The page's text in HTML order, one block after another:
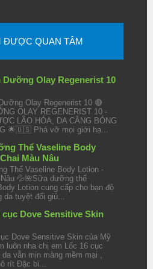
ĐƯỢC QUAN TÂM
Dưỡng Olay Regenerist 10
Olay Regenerist 10 🔴
OLAY REGENERIST 10 -
LÃO HÓA, DA CĂNG BÓNG
🌟🇺🇸 Phá vỡ mọi giới hạ...
Thể Vaseline Body
Màu Nâu
Thể Vaseline Body Lotion -
💦🌺Sữa dưỡng thể
Lotion cung cấp cho bạn độ
da tuyệt đối giú...
cục Dove Sensitive Skin
Dove Sensitive Skin của Mỹ
luôn nha chị em Lốc 16 cục
vẫn mịn màng mềm mại ,
rít Đặc bi...